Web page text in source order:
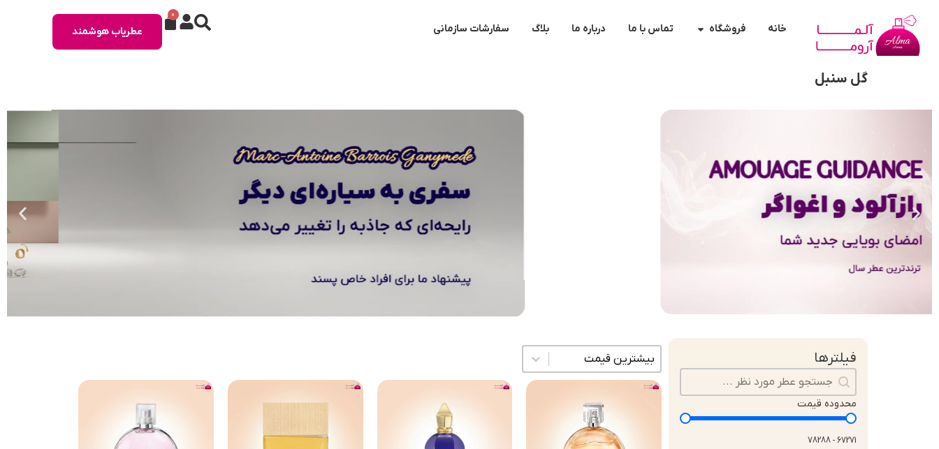
خانه فروشگاه تماس با ما درباره ما بلاگ سفارشات سازمانی
0
عطریاب هوشمند
گل سنبل
فیلترها
جستجو در محتوا
محدوده قیمت
67271 - 78288
مرتب سازی محتوا